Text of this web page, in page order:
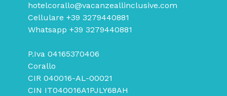
hotelcorallo@vacanzeallinclusive.com
Cellulare +39 3279440881
Whatsapp +39 3279440881
P.Iva 04165370406
Corallo
CIR 040016-AL-00021
CIN IT040016A1PJLY68AH